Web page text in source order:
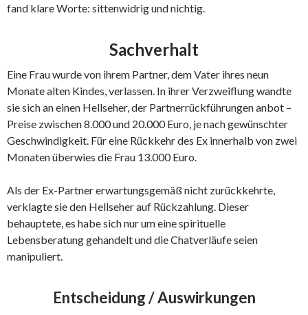
fand klare Worte: sittenwidrig und nichtig.
Sachverhalt
Eine Frau wurde von ihrem Partner, dem Vater ihres neun
Monate alten Kindes, verlassen. In ihrer Verzweiflung wandte
sie sich an einen Hellseher, der Partnerrückführungen anbot –
Preise zwischen 8.000 und 20.000 Euro, je nach gewünschter
Geschwindigkeit. Für eine Rückkehr des Ex innerhalb von zwei
Monaten überwies die Frau 13.000 Euro.
Als der Ex-Partner erwartungsgemäß nicht zurückkehrte,
verklagte sie den Hellseher auf Rückzahlung. Dieser
behauptete, es habe sich nur um eine spirituelle
Lebensberatung gehandelt und die Chatverläufe seien
manipuliert.
Entscheidung / Auswirkungen